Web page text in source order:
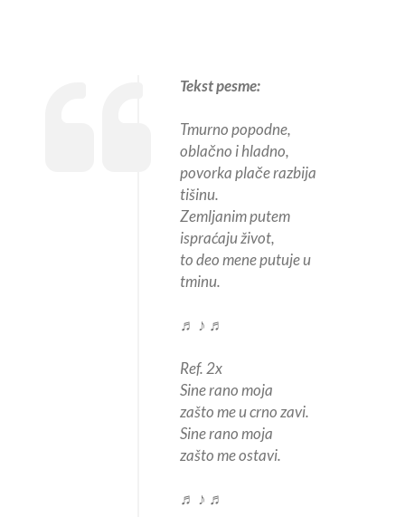
Tekst pesme:
Tmurno popodne,
oblačno i hladno,
povorka plače razbija
tišinu.
Zemljanim putem
ispraćaju život,
to deo mene putuje u
tminu.
♬ ♪ ♬
Ref. 2x
Sine rano moja
zašto me u crno zavi.
Sine rano moja
zašto me ostavi.
♬ ♪ ♬